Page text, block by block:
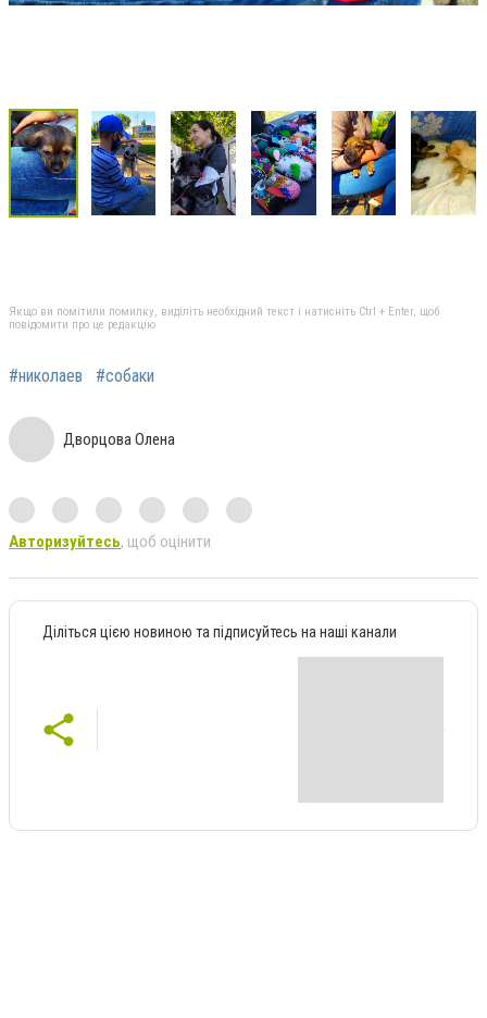
Якщо ви помітили помилку, виділіть необхідний текст і натисніть Ctrl + Enter, щоб
повідомити про це редакцію
#николаев #собаки
Дворцова Олена
Авторизуйтесь, щоб оцінити
Діліться цією новиною та підписуйтесь на наші канали